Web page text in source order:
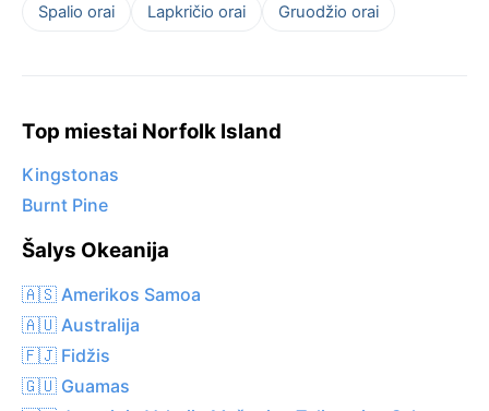
Spalio orai Lapkričio orai Gruodžio orai
Top miestai Norfolk Island
Kingstonas
Burnt Pine
Šalys Okeanija
🇦🇸 Amerikos Samoa
🇦🇺 Australija
🇫🇯 Fidžis
🇬🇺 Guamas